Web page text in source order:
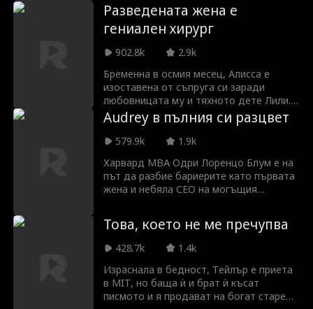
пращат в затвора и не отнемат
дъщеря ѝ. Осъзнала предателството,
Никол е готова да си върне статуса на
наследница, да спаси детето си и да
покаже на всички как изглежда една
истинска кралица.
Разведената жена е
гениален хирург
902.8k
2.9k
Бременна в осмия месец, Алисса е
изоставена от съпруга си заради
любовницата му и тяхното дете Лили.
Малко знаят те, че Алисса всъщност е
Джейн Дейвънпорт, доктор по
медицина – наследница на богатството
сърдечна хирургиня в света, която
може да спаси Лили.
Audrey в пълния си разцвет
579.9k
1.9k
Харвард MBA Одри Лоренцо Блум е на
път да разбие бариерите като първата
жена и небяла CEO на могъщия
като латиноамериканска чистачка, за
да научи вътрешната работа на
компанията. Сега, в навечерието на
банкета, който я представя, Одри
открива, че годеникът ѝ мисли, че е
нелегална имигрантка и планира да я
Това, което не ме пречупва
428.7k
1.4k
Израснала в бедност, Тейлър е приета
в MIT, но баща ѝ и брат ѝ късат
писмото и я продават на богат старец.